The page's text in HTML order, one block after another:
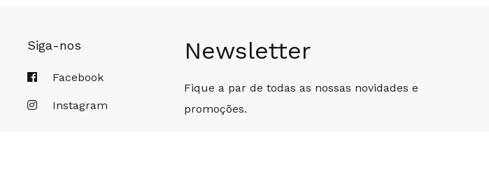
Siga-nos
Facebook
Instagram
Newsletter
Fique a par de todas as nossas novidades e
promoções.